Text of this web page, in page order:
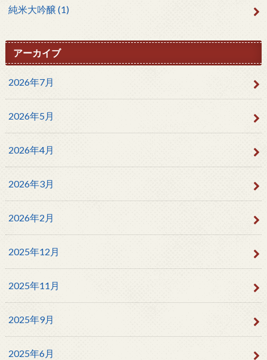
純米大吟醸 (1)
アーカイブ
2026年7月
2026年5月
2026年4月
2026年3月
2026年2月
2025年12月
2025年11月
2025年9月
2025年6月